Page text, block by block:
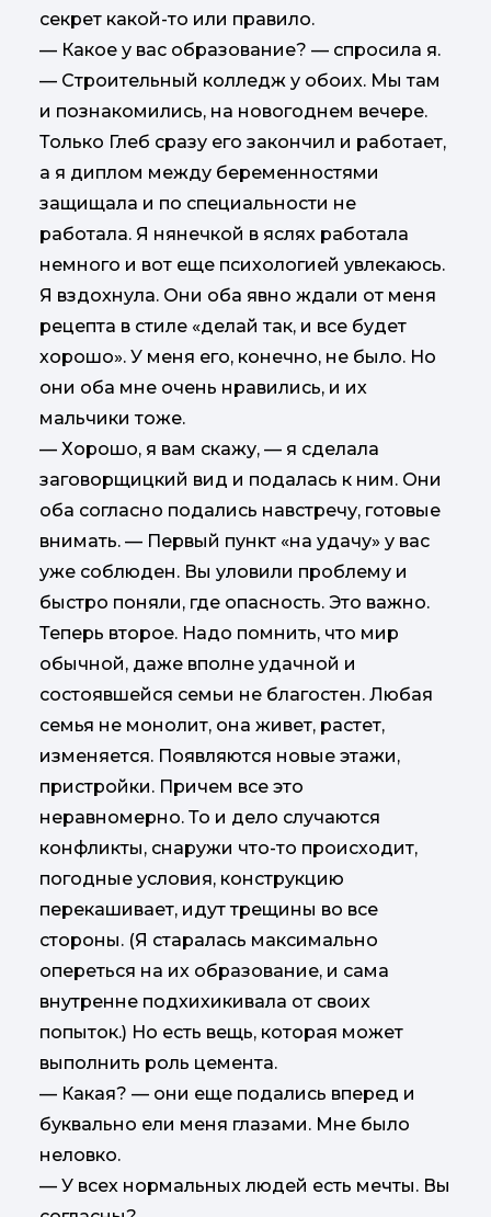
секрет какой-то или правило.
— Какое у вас образование? — спросила я.
— Строительный колледж у обоих. Мы там
и познакомились, на новогоднем вечере.
Только Глеб сразу его закончил и работает,
а я диплом между беременностями
защищала и по специальности не
работала. Я нянечкой в яслях работала
немного и вот еще психологией увлекаюсь.
Я вздохнула. Они оба явно ждали от меня
рецепта в стиле «делай так, и все будет
хорошо». У меня его, конечно, не было. Но
они оба мне очень нравились, и их
мальчики тоже.
— Хорошо, я вам скажу, — я сделала
заговорщицкий вид и подалась к ним. Они
оба согласно подались навстречу, готовые
внимать. — Первый пункт «на удачу» у вас
уже соблюден. Вы уловили проблему и
быстро поняли, где опасность. Это важно.
Теперь второе. Надо помнить, что мир
обычной, даже вполне удачной и
состоявшейся семьи не благостен. Любая
семья не монолит, она живет, растет,
изменяется. Появляются новые этажи,
пристройки. Причем все это
неравномерно. То и дело случаются
конфликты, снаружи что-то происходит,
погодные условия, конструкцию
перекашивает, идут трещины во все
стороны. (Я старалась максимально
опереться на их образование, и сама
внутренне подхихикивала от своих
попыток.) Но есть вещь, которая может
выполнить роль цемента.
— Какая? — они еще подались вперед и
буквально ели меня глазами. Мне было
неловко.
— У всех нормальных людей есть мечты. Вы